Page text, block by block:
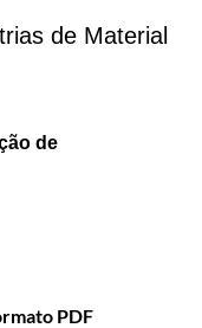
de Material
de
PDF